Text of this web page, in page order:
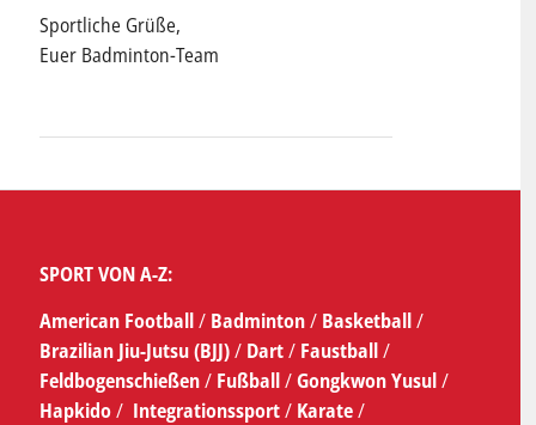
Sportliche Grüße,
Euer Badminton-Team
SPORT VON A-Z:
American Football/ Badminton/ Basketball/
Brazilian Jiu-Jutsu (BJJ)/ Dart/ Faustball/
Feldbogenschießen/ Fußball/Gongkwon Yusul/
Hapkido/ Integrationssport/ Karate/